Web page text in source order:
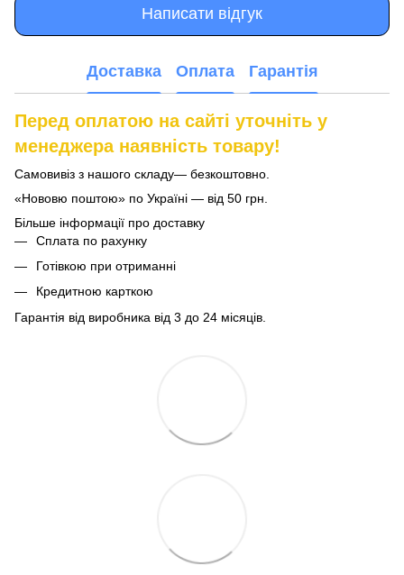
Написати відгук
Доставка Оплата Гарантія
Перед оплатою на сайті уточніть у
менеджера наявність товару!
Самовивіз з нашого складу— безкоштовно.
«Нововю поштою» по Україні — від 50 грн.
Більше інформації про доставку
Сплата по рахунку
Готівкою при отриманні
Кредитною карткою
Гарантія від виробника від 3 до 24 місяців.